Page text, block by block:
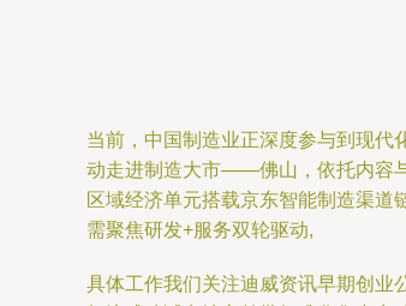
当前，中国制造业正深度参与到现代
动走进制造大市——佛山，依托内容
区域经济单元搭载京东智能制造渠
需聚焦研发+服务双轮驱动,
具体工作我们关注迪威资讯早期创业